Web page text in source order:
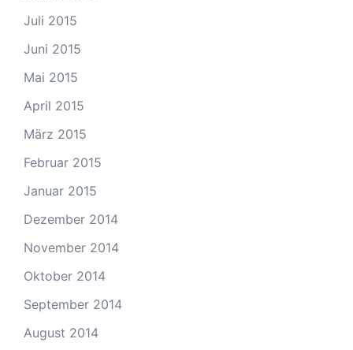
Juli 2015
Juni 2015
Mai 2015
April 2015
März 2015
Februar 2015
Januar 2015
Dezember 2014
November 2014
Oktober 2014
September 2014
August 2014